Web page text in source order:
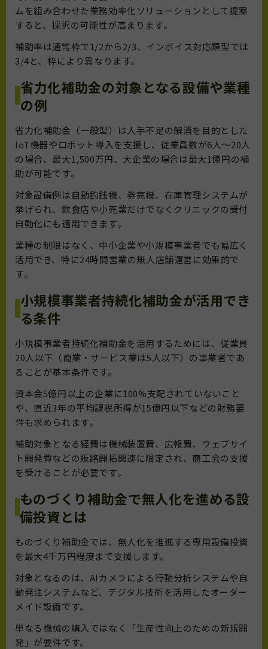
ムを組み合わせた業務効率化ソリューションとして提案
すると、採択の可能性が高まります。
補助率は通常枠で1/2から2/3、インボイス対応類型では
3/4と、枠により異なります。
省力化補助金の対象となる設備や業種
の例
省力化補助金（一般型）は人手不足の解消を目的とした
IoT機器やロボット導入を支援し、従業員数が6人～20人
の場合、最大1,500万円、大企業の場合は最大1億円の補
助が可能です。
対象設備例は自動釣銭機、券売機、在庫管理システムが
挙げられ、飲食店や小売業だけでなくクリニックの受付
自動化にも適用できます。
業種の制限はなく、中小企業や小規模事業者でも幅広く
活用でき、特に24時間営業の無人店舗運営に効果的で
す。
小規模事業者持続化補助金が活用でき
る条件
小規模事業者持続化補助金を活用するためには、従業員
20人以下（商業・サービス業は5人以下）の事業者であ
ることが基本条件です。
資本金5億円以上の企業に100%支配されていないこと
や、直近3年の平均課税所得が15億円以下などの財務要
件も求められます。
補助対象となる経費は機械装置費、広報費、ウェブサイ
ト開発費などの販路開拓関連に限定され、商工会の支援
を受けることが必要です。
ものづくり補助金で無人化を進める設
備投資とは
ものづくり補助金では、無人化を推進する専用設備投資
を最大4千万円程度まで支援します。
対象となるのは、AIカメラによる行動分析システムや自
動発注システムなど、デジタル技術を活用したオーダー
メイド設備です。
単なる機械の購入ではなく「生産性向上のための新規開
発」が要件です。